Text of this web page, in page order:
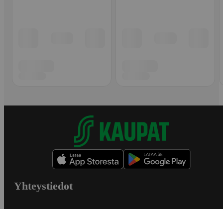
Yhteystiedot